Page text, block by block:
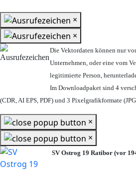
×
×
Die Vektordaten können nur
Unternehmen, oder eine vom
legitimierte Person,
Im Downloadpaket sind 4
(CDR, AI EPS, PDF) und 3 Pixelgrafikformate
×
×
SV Ostrog 19 Ratibor (vor